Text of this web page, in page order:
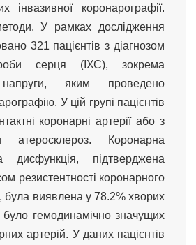
інвазивної коронарографії.
У рамках дослідження
321 пацієнтів з діагнозом
серця (ІХС), зокрема
напруги, яким проведено
У цій групі пацієнтів
коронарні артерії або з
атеросклероз. Коронарна
дисфункція, підтверджена
резистентності коронарного
була виявлена у 78.2% хворих
гемодинамічно значущих
артерій. У даних пацієнтів